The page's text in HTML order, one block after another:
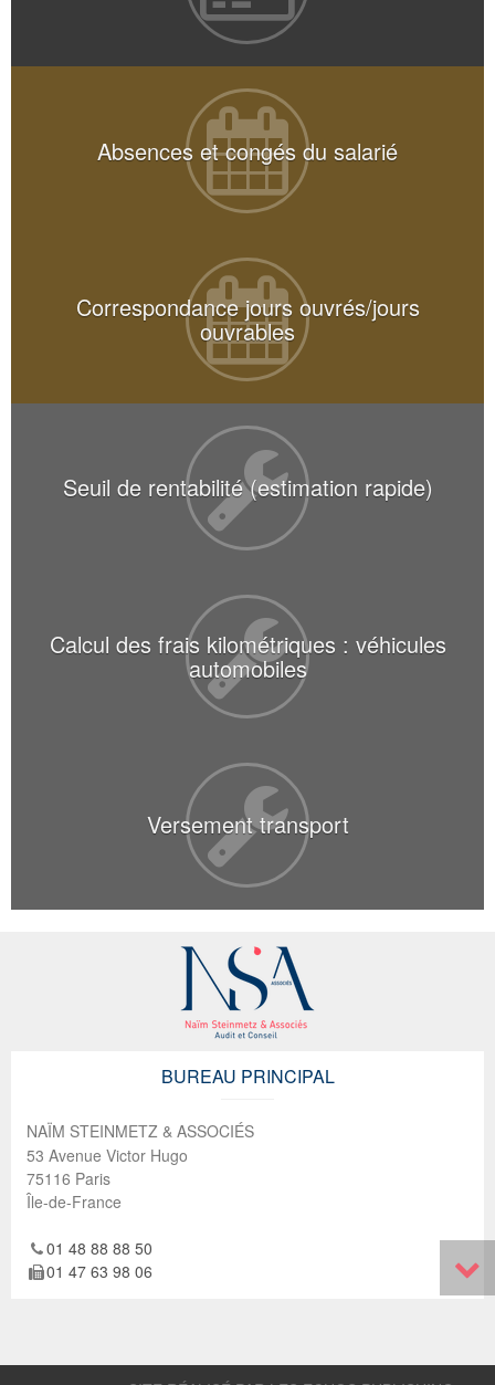
Absences et congés du salarié
Correspondance jours ouvrés/jours
ouvrables
Seuil de rentabilité (estimation rapide)
Calcul des frais kilométriques : véhicules
automobiles
Versement transport
BUREAU PRINCIPAL
NAÏM STEINMETZ & ASSOCIÉS
53 Avenue Victor Hugo
75116 Paris
Île-de-France
01 48 88 88 50
01 47 63 98 06